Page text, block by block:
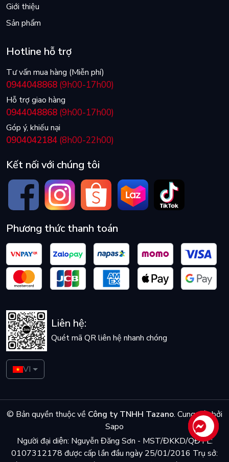
Giới thiệu
Sản phẩm
Hotline hỗ trợ
Tư vấn mua hàng (Miễn phí)
0944048868 (9h00-17h00)
Hỗ trợ giao hàng
0944048868 (9h00-17h00)
Góp ý, khiếu nại
0904042184 (8h00-22h00)
Kết nối với chúng tôi
Phương thức thanh toán
Liên hệ:
Quét mã QR liên hệ nhanh chóng
VI
© Bản quyền thuộc về Công ty TNHH Tazano. Cung cấp bởi
Sapo
Người đại diện: Nguyễn Đăng Sơn - MST/ĐKKD/QĐTL:
0107312178 được cấp lần đầu ngày 25/01/2016 Trụ sở:
Liên hệ